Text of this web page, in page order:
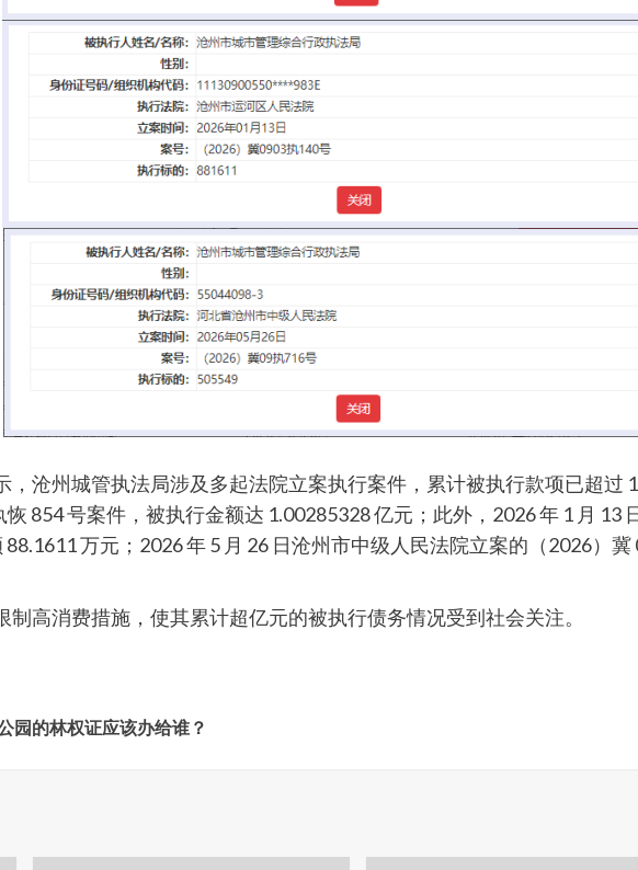
沧州城管执法局涉及多起法院立案执行案件，累计被执行款项已超过
854 号案件，被执行金额达 1.00285328 亿元；此外，2026 年 1 月 13
万元；2026 年 5 月 26 日沧州市中级人民法院立案的（2026）
高消费措施，使其累计超亿元的被执行债务情况受到社会关注。
园的林权证应该办给谁？